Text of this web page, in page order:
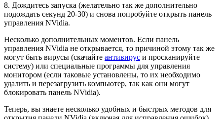
8. Дождитесь запуска (желательно так же дополнительно
подождать секунд 20-30) и снова попробуйте открыть панель
управления NVidia.
Несколько дополнительных моментов. Если панель
управления NVidia не открывается, то причиной этому так же
могут быть вирусы (скачайте антивирус и просканируйте
систему) или специальные программы для управления
монитором (если таковые установлены, то их необходимо
удалить и перезагрузить компьютер, так как они могут
блокировать панель NVidia).
Теперь, вы знаете несколько удобных и быстрых методов для